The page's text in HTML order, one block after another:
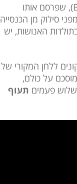
הוא הגניב את כתב היד להיסטוריון אנגלי של המוזיקה, ד”ר צ’ארלס בארניי (Burney), שפרסם אותו
סילוק מן הכנסייה
האנושות, יש
ללחן המקורי של
על כולם,
שלוש פעמים תעוף